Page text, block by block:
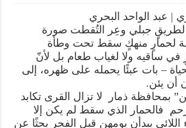
يسقط
من
العطش
لا
من
التعب..
صورة
تختصر
وجع
–
بمحمية
عتمة
| عبد الواحد البحري
جبلي وعِر التُقطت صورة
لحمارٍ منهكٍ سقط تحت وطأة
ساقيه ولا لغياب طعام بل لأنّ
– بات عبئًا يحمله على ظهره، إلى
أن يئن.
بمحافظة ذمار لا تزال القرى تكابد
فالحمار الذي سقط لم يكن إلا
اللائي يبدأن يومهن قبل الفجر بحثًا عن